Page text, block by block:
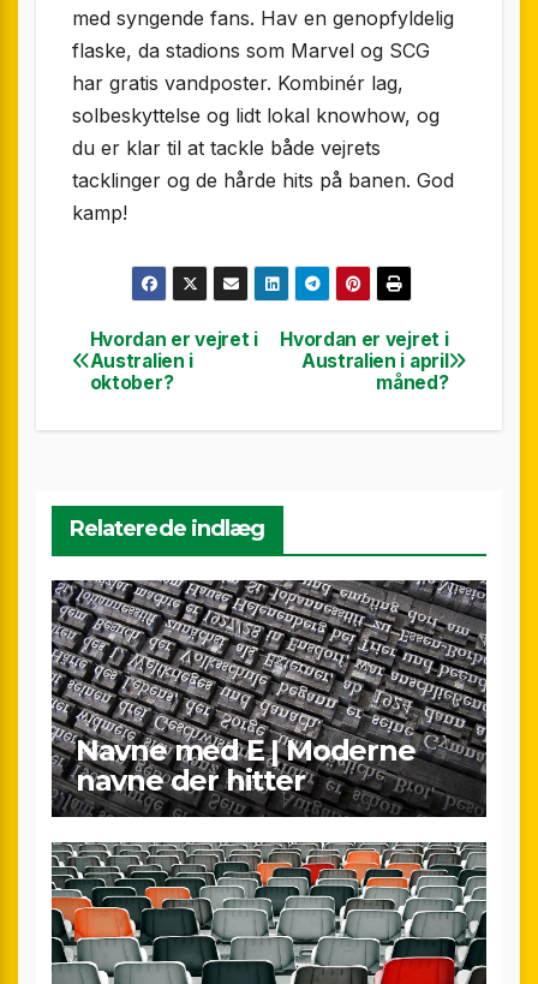
med syngende fans. Hav en genopfyldelig
flaske, da stadions som Marvel og SCG
har gratis vandposter. Kombinér lag,
solbeskyttelse og lidt lokal knowhow, og
du er klar til at tackle både vejrets
tacklinger og de hårde hits på banen. God
kamp!
Indlægsnavigation
Hvordan er vejret i
Australien i april
måned?
Hvordan er vejret i
Australien i
oktober?
Relaterede indlæg
Navne med E | Moderne
navne der hitter